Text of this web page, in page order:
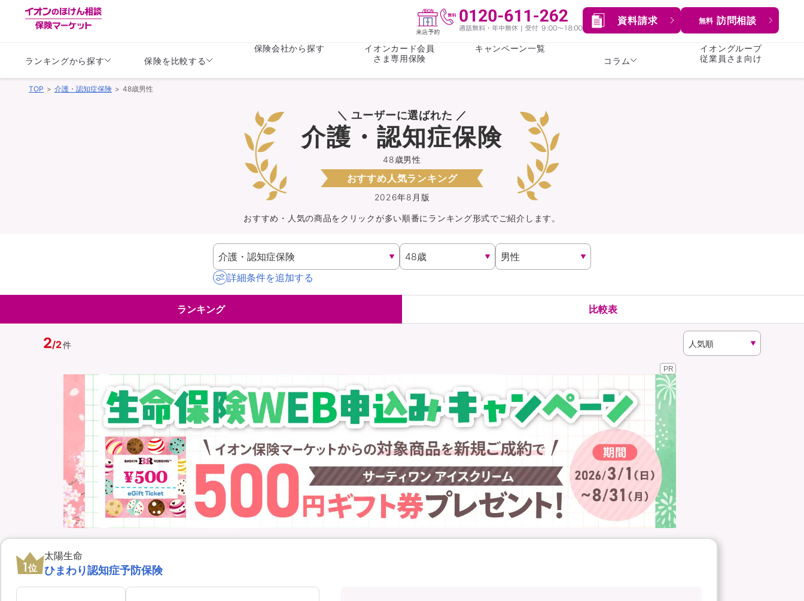
資料請求 無料 訪問相談
ランキングから探す
がん保険 女性医療保険
収入保障保険
持病がある方向け
持病がある方向け
持病がある方向け
がん保険
バイク保険 火災保険
ペット保険
スマホ保険
イオンカード会員さま
専用保険（損害保険）
WAON POINT還元型保険
保険を比較する
がん保険 女性医療保険
収入保障保険 介護・認知症保険
保険会社から探す
イオンカード会員
さま専用保険
キャンペーン一覧
コラム
ライフステージ 心配事
イオングループ
従業員さま向け
TOP 介護・認知症保険 48歳男性
＼ ユーザーに選ばれた ／
2026年8月版
48歳男性
介護・認知症保険
おすすめ人気ランキング
おすすめ・人気の商品をクリックが多い順番にランキング形式でご紹介します。
詳細条件を追加する
ランキング 比較表
2/2件
PR
1位
太陽生命
ひまわり認知症予防保険